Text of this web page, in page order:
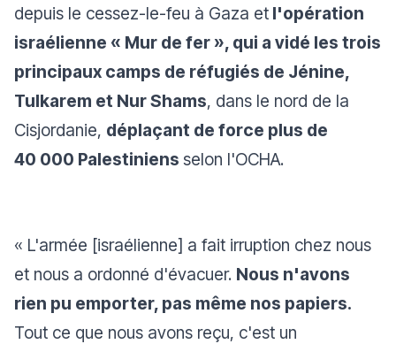
depuis le cessez-le-feu à Gaza et l'opération
israélienne « Mur de fer », qui a vidé les trois
principaux camps de réfugiés de Jénine,
Tulkarem et Nur Shams, dans le nord de la
Cisjordanie, déplaçant de force plus de
40 000 Palestiniens selon l'OCHA.
« L'armée [israélienne] a fait irruption chez nous
et nous a ordonné d'évacuer. Nous n'avons
rien pu emporter, pas même nos papiers.
Tout ce que nous avons reçu, c'est un